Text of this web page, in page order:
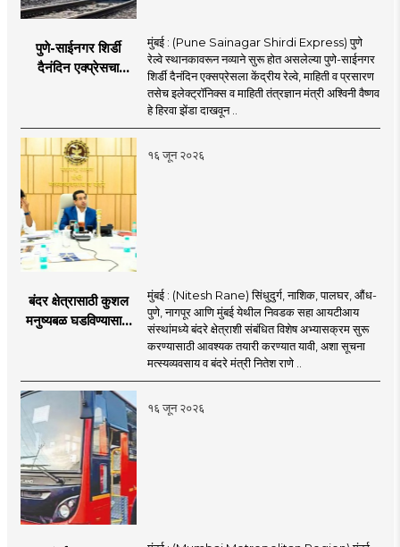
पुणे-साईनगर शिर्डी
दैनंदिन एक्प्रेसचा
हिरवा झेंडा
मुंबई : (Pune Sainagar Shirdi Express) पुणे
रेल्वे स्थानकावरून नव्याने सुरू होत असलेल्या पुणे-साईनगर
शिर्डी दैनंदिन एक्सप्रेसला केंद्रीय रेल्वे, माहिती व प्रसारण
तसेच इलेक्ट्रॉनिक्स व माहिती तंत्रज्ञान मंत्री अश्विनी वैष्णव
हे हिरवा झेंडा दाखवून ..
१६ जून २०२६
बंदर क्षेत्रासाठी कुशल
मनुष्यबळ घडविण्यासाठी
अभ्यासक्रम - मंत्री
नितेश राणे
मुंबई : (Nitesh Rane) सिंधुदुर्ग, नाशिक, पालघर, औंध-
पुणे, नागपूर आणि मुंबई येथील निवडक सहा आयटीआय
संस्थांमध्ये बंदरे क्षेत्राशी संबंधित विशेष अभ्यासक्रम सुरू
करण्यासाठी आवश्यक तयारी करण्यात यावी, अशा सूचना
मत्स्यव्यवसाय व बंदरे मंत्री नितेश राणे ..
१६ जून २०२६